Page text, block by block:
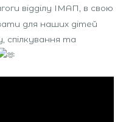
відділу ІМАП, в свою
для наших дітей
спілкування та